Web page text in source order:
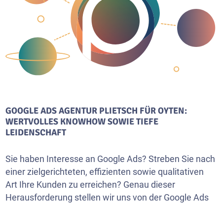
GOOGLE ADS AGENTUR PLIETSCH FÜR OYTEN:
WERTVOLLES KNOWHOW SOWIE TIEFE
LEIDENSCHAFT
Sie haben Interesse an Google Ads? Streben Sie nach
einer zielgerichteten, effizienten sowie qualitativen
Art Ihre Kunden zu erreichen? Genau dieser
Herausforderung stellen wir uns von der Google Ads